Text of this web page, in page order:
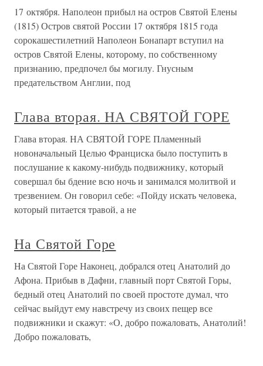
17 октября. Наполеон прибыл на остров Святой Елены
(1815) Остров святой России 17 октября 1815 года
сорокашестилетний Наполеон Бонапарт вступил на
остров Святой Елены, которому, по собственному
признанию, предпочел бы могилу. Гнусным
предательством Англии, под
Глава вторая. НА СВЯТОЙ ГОРЕ
Глава вторая. НА СВЯТОЙ ГОРЕ Пламенный
новоначальный Целью Франциска было поступить в
послушание к какому-нибудь подвижнику, который
совершал бы бдение всю ночь и занимался молитвой и
трезвением. Он говорил себе: «Пойду искать человека,
который питается травой, а не
На Святой Горе
На Святой Горе Наконец, добрался отец Анатолий до
Афона. Прибыв в Дафни, главный порт Святой Горы,
бедный отец Анатолий по своей простоте думал, что
сейчас выйдут ему навстречу из своих пещер все
подвижники и скажут: «О, добро пожаловать, Анатолий!
Добро пожаловать,